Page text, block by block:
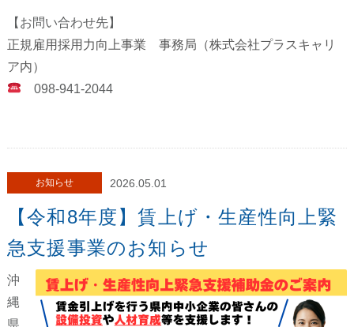
【お問い合わせ先】
正規雇用採用力向上事業 事務局（株式会社プラスキャリ
ア内）
098-941-2044
お知らせ 2026.05.01
【令和8年度】賃上げ・生産性向上緊
急支援事業のお知らせ
沖
縄
県